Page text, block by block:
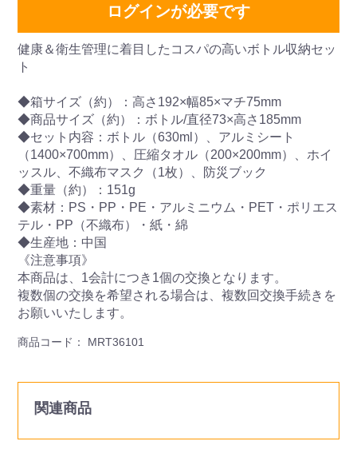
ログインが必要です
健康＆衛生管理に着目したコスパの高いボトル収納セッ
ト
◆箱サイズ（約）：高さ192×幅85×マチ75mm
◆商品サイズ（約）：ボトル/直径73×高さ185mm
◆セット内容：ボトル（630ml）、アルミシート
（1400×700mm）、圧縮タオル（200×200mm）、ホイ
ッスル、不織布マスク（1枚）、防災ブック
◆重量（約）：151g
◆素材：PS・PP・PE・アルミニウム・PET・ポリエス
テル・PP（不織布）・紙・綿
◆生産地：中国
《注意事項》
本商品は、1会計につき1個の交換となります。
複数個の交換を希望される場合は、複数回交換手続きを
お願いいたします。
商品コード： MRT36101